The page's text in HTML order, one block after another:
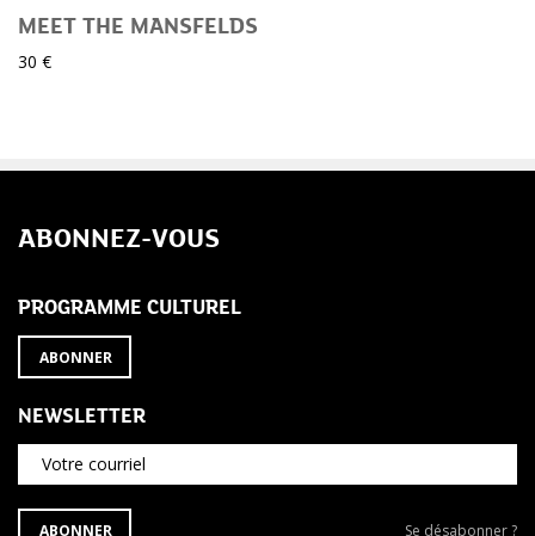
MEET THE MANSFELDS
30 €
ABONNEZ-VOUS
PROGRAMME CULTUREL
ABONNER
NEWSLETTER
Votre courriel
S'ABONNER
ABONNER
Se
Se désabonner ?